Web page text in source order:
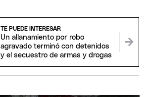
TE PUEDE INTERESAR
Un allanamiento por robo
agravado terminó con detenidos
y el secuestro de armas y drogas